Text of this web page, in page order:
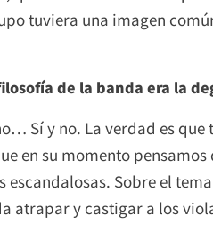
tuviera una imagen
de la banda era la
Sí y no. La verdad es
en su momento
escandalosas. Sobre el
atrapar y castigar a los